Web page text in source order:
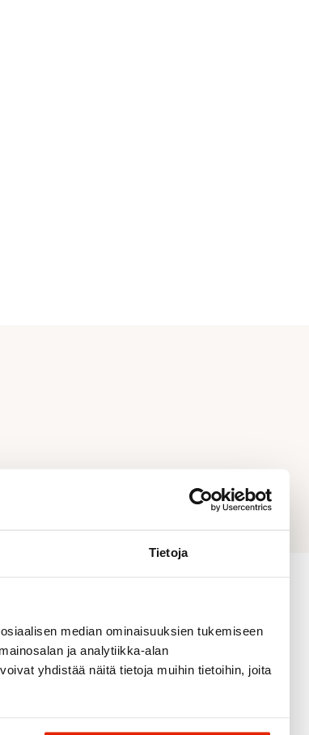
Tietoja
median ominaisuuksien tukemiseen
ja analytiikka-alan
yhdistää näitä tietoja muihin tietoihin, joita
you